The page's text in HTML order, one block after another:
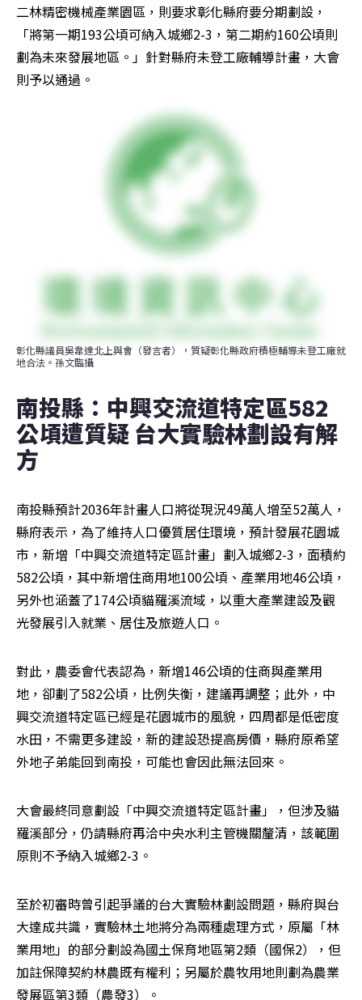
二林精密機械產業園區，則要求彰化縣府要分期劃設，
「將第一期193公頃可納入城鄉2-3，第二期約160公頃則
劃為未來發展地區。」針對縣府未登工廠輔導計畫，大會
則予以通過。
彰化縣議員吳韋達北上與會（發言者），質疑彰化縣政府積極輔導未登工廠就
地合法。孫文臨攝
南投縣：中興交流道特定區582
公頃遭質疑 台大實驗林劃設有解
方
南投縣預計2036年計畫人口將從現況49萬人增至52萬人，
縣府表示，為了維持人口優質居住環境，預計發展花園城
市，新增「中興交流道特定區計畫」劃入城鄉2-3，面積約
582公頃，其中新增住商用地100公頃、產業用地46公頃，
另外也涵蓋了174公頃貓羅溪流域，以重大產業建設及觀
光發展引入就業、居住及旅遊人口。
對此，農委會代表認為，新增146公頃的住商與產業用
地，卻劃了582公頃，比例失衡，建議再調整；此外，中
興交流道特定區已經是花園城市的風貌，四周都是低密度
水田，不需更多建設，新的建設恐提高房價，縣府原希望
外地子弟能回到南投，可能也會因此無法回來。
大會最終同意劃設「中興交流道特定區計畫」，但涉及貓
羅溪部分，仍請縣府再洽中央水利主管機關釐清，該範圍
原則不予納入城鄉2-3。
至於初審時曾引起爭議的台大實驗林劃設問題，縣府與台
大達成共識，實驗林土地將分為兩種處理方式，原屬「林
業用地」的部分劃設為國土保育地區第2類（國保2），但
加註保障契約林農既有權利；另屬於農牧用地則劃為農業
發展區第3類（農發3）。